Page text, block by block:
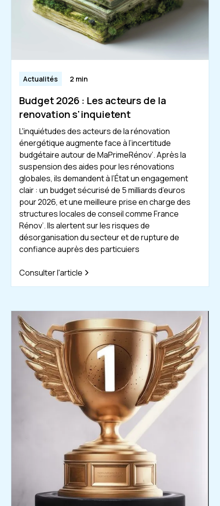
Actualités 2 min
Budget 2026 : Les acteurs de la
renovation s'inquietent
L'inquiétudes des acteurs de la rénovation
énergétique augmente face à l’incertitude
budgétaire autour de MaPrimeRénov’. Après la
suspension des aides pour les rénovations
globales, ils demandent à l’État un engagement
clair : un budget sécurisé de 5 milliards d’euros
pour 2026, et une meilleure prise en charge des
structures locales de conseil comme France
Rénov’. Ils alertent sur les risques de
désorganisation du secteur et de rupture de
confiance auprès des particuiers
Consulter l'article